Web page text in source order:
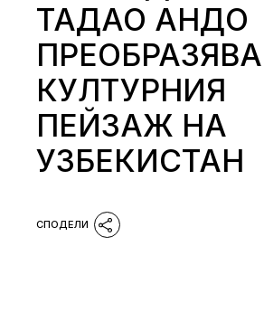
ТАДАО АНДО
ПРЕОБРАЗЯВА
КУЛТУРНИЯ
ПЕЙЗАЖ НА
УЗБЕКИСТАН